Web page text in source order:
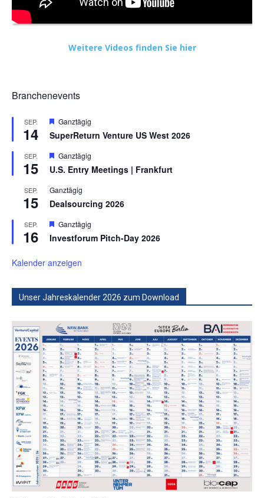
Weitere Videos finden Sie hier
Branchenevents
SEP.
14
Hervorgehoben
Ganztägig
SuperReturn Venture US West 2026
SEP.
15
Hervorgehoben
Ganztägig
U.S. Entry Meetings | Frankfurt
SEP.
15
Ganztägig
Dealsourcing 2026
SEP.
16
Hervorgehoben
Ganztägig
Investforum Pitch-Day 2026
Kalender anzeigen
Unser Jahreskalender 2026 zum Download